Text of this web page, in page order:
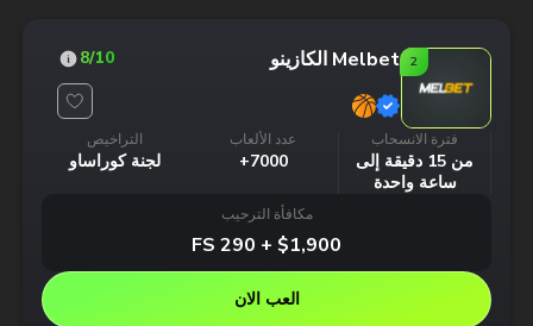
2 Melbet الكازينو 8/10
مكافأة الترحيب
$1,900 + 290 FS
فترة الانسحاب
من 15 دقيقة إلى
ساعة واحدة
عدد الألعاب
7000+
التراخيص
لجنة كوراساو
العب الان